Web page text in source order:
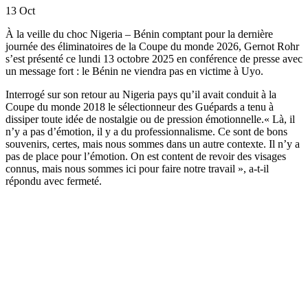
13 Oct
À la veille du choc Nigeria – Bénin comptant pour la dernière
journée des éliminatoires de la Coupe du monde 2026, Gernot Rohr
s’est présenté ce lundi 13 octobre 2025 en conférence de presse avec
un message fort : le Bénin ne viendra pas en victime à Uyo.
Interrogé sur son retour au Nigeria pays qu’il avait conduit à la
Coupe du monde 2018 le sélectionneur des Guépards a tenu à
dissiper toute idée de nostalgie ou de pression émotionnelle.« Là, il
n’y a pas d’émotion, il y a du professionnalisme. Ce sont de bons
souvenirs, certes, mais nous sommes dans un autre contexte. Il n’y a
pas de place pour l’émotion. On est content de revoir des visages
connus, mais nous sommes ici pour faire notre travail », a-t-il
répondu avec fermeté.